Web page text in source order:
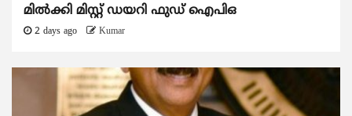
മിൽക്കി മിസ്റ്റ് ഡയറി ഫുഡ് ഐപിഒ
2 days ago Kumar